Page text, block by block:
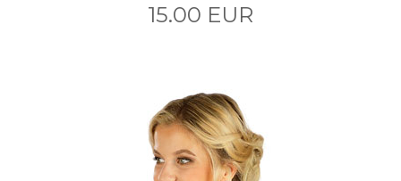
15.00 EUR